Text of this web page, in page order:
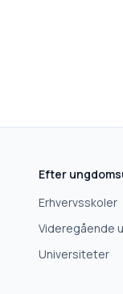
Efter
Erhvervsskoler
Videregående
Universiteter